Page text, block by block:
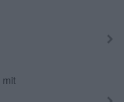
mit